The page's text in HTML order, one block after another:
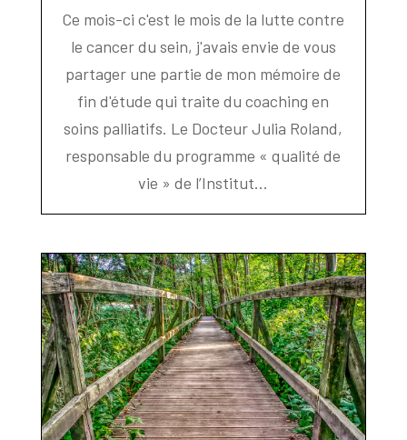
Ce mois-ci c'est le mois de la lutte contre
le cancer du sein, j'avais envie de vous
partager une partie de mon mémoire de
fin d'étude qui traite du coaching en
soins palliatifs. Le Docteur Julia Roland,
responsable du programme « qualité de
vie » de l’Institut...